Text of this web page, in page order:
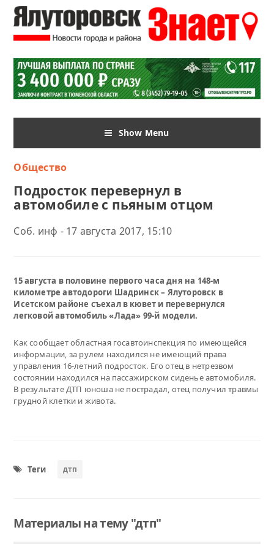
Show Menu
Общество
Подросток перевернул в
автомобиле с пьяным отцом
Соб. инф - 17 августа 2017, 15:10
15 августа в половине первого часа дня на 148-м
километре автодороги Шадринск – Ялуторовск в
Исетском районе съехал в кювет и перевернулся
легковой автомобиль «Лада» 99-й модели.
Как сообщает областная госавтоинспекция по имеющейся
информации, за рулем находился не имеющий права
управления 16-летний подросток. Его отец в нетрезвом
состоянии находился на пассажирском сиденье автомобиля.
В результате ДТП юноша не пострадал, отец получил травмы
грудной клетки и живота.
Теги дтп
Материалы на тему "дтп"